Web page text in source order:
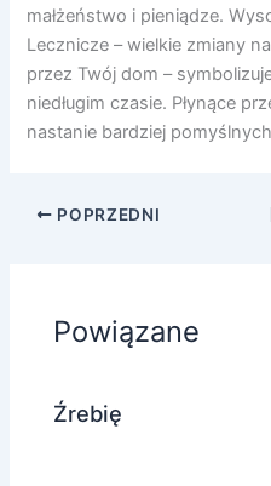
małżeństwo i pieniądze.
Lecznicze – wielkie zmiany
przez Twój dom –
niedługim czasie. Płynące
nastanie bardziej
POPRZEDNI
Powiązane
Źrebię